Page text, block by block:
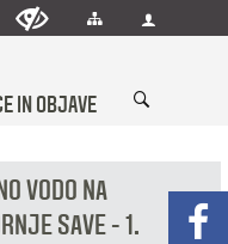
IN OBJAVE
VODO NA
SAVE - 1.